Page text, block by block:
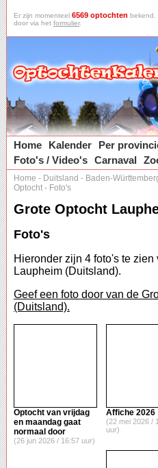
Er zijn momenteel 6569 optochten bekend.
door via het formulier.
Home
Kalender Per
Foto's / Video's Carnaval
Home - Duitsland - Baden-
Optocht - Foto's
Grote Optocht
Foto's
Hieronder zijn 4 foto's te zien
Laupheim (Duitsland).
Geef een foto door van de
(Duitsland).
Optocht van vrijdag
en maandag gaat
normaal door
(26 jun 2026 / 16:57 uur)
Affiche 2026
(22 mei 2026 /
uur)